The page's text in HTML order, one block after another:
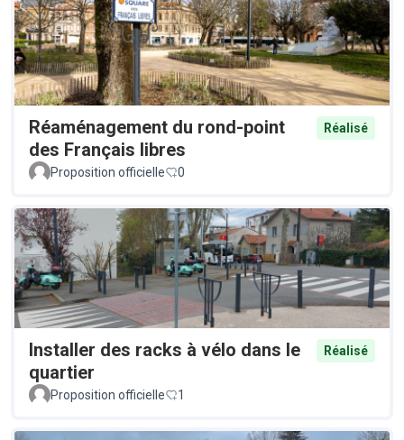
Réaménagement du rond-point
des Français libres
Réalisé
Proposition officielle 0
Installer des racks à vélo dans le
quartier
Réalisé
Proposition officielle 1